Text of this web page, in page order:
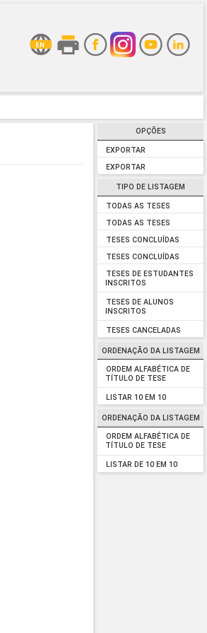
OPÇÕES
EXPORTAR
EXPORTAR
TIPO DE LISTAGEM
TODAS AS TESES
TODAS AS TESES
TESES CONCLUÍDAS
TESES CONCLUÍDAS
TESES DE ESTUDANTES
INSCRITOS
TESES DE ALUNOS
INSCRITOS
TESES CANCELADAS
ORDENAÇÃO DA LISTAGEM
ORDEM ALFABÉTICA DE
TÍTULO DE TESE
LISTAR 10 EM 10
ORDENAÇÃO DA LISTAGEM
ORDEM ALFABÉTICA DE
TÍTULO DE TESE
LISTAR DE 10 EM 10